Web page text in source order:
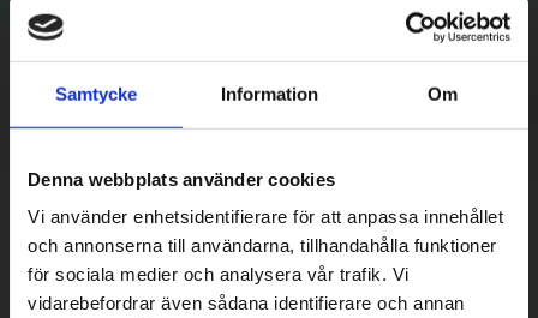
Samtycke Information Om
Denna webbplats använder cookies
Vi använder enhetsidentifierare för att anpassa innehållet
och annonserna till användarna, tillhandahålla funktioner
för sociala medier och analysera vår trafik. Vi
vidarebefordrar även sådana identifierare och annan